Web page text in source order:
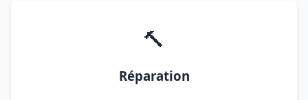
🔨
Réparation